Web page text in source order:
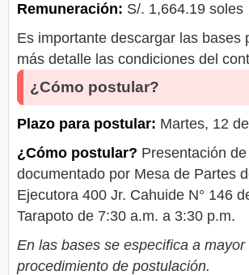
Remuneración: S/. 1,664.19 soles
Es importante descargar las bases
más detalle las condiciones del
¿Cómo postular?
Plazo para postular: Martes, 12
¿Cómo postular? Presentación
documentado por Mesa de Partes
Ejecutora 400 Jr. Cahuide N° 146
Tarapoto de 7:30 a.m. a 3:30 p.m.
En las bases se especifica a mayor
procedimiento de postulación.